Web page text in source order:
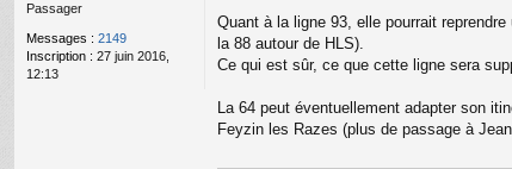
Passager
Messages : 2149
Inscription : 27 juin 2016,
12:13
e
n
o
u
Quant à la ligne 93, elle pourrait
la 88 autour de HLS).
Ce qui est sûr, ce que cette ligne sera
La 64 peut éventuellement adapter son
Feyzin les Razes (plus de passage à